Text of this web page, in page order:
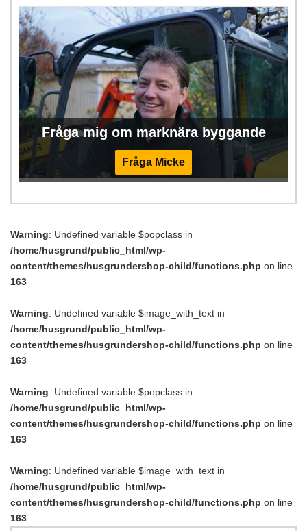
Fråga mig om marknära byggande
Fråga Micke
Warning: Undefined variable $popclass in
/home/husgrund/public_html/wp-
content/themes/husgrundershop-child/functions.php on line
163
Warning: Undefined variable $image_with_text in
/home/husgrund/public_html/wp-
content/themes/husgrundershop-child/functions.php on line
163
Warning: Undefined variable $popclass in
/home/husgrund/public_html/wp-
content/themes/husgrundershop-child/functions.php on line
163
Warning: Undefined variable $image_with_text in
/home/husgrund/public_html/wp-
content/themes/husgrundershop-child/functions.php on line
163